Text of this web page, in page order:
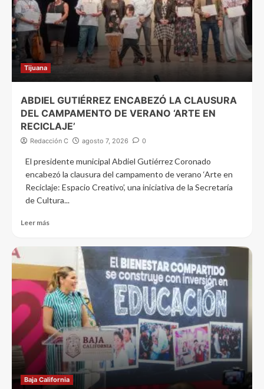
Tijuana
ABDIEL GUTIÉRREZ ENCABEZÓ LA CLAUSURA
DEL CAMPAMENTO DE VERANO ‘ARTE EN
RECICLAJE’
Redacción C agosto 7, 2026 0
El presidente municipal Abdiel Gutiérrez Coronado
encabezó la clausura del campamento de verano ‘Arte en
Reciclaje: Espacio Creativo’, una iniciativa de la Secretaría
de Cultura...
Leer más
Baja California